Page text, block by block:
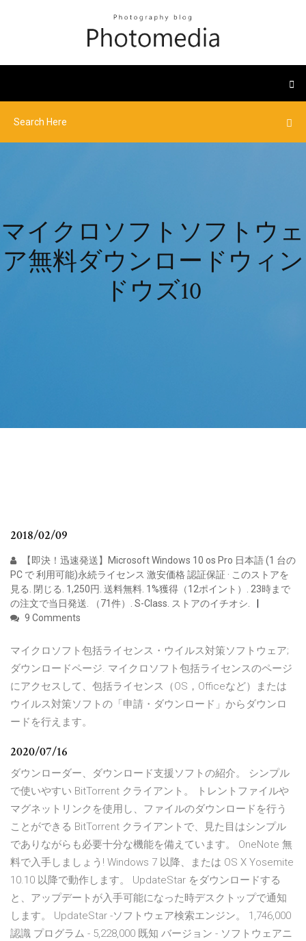
マイクロソフトソフトウェ
ア無料ダウンロードウィン
ドウズ10
2018/02/09
【即決！迅速発送】Microsoft Windows 10 os Pro 日本語 (1 台の
PC で 利用可能)永続ライセンス 激安価格 認証保証 · このストアを
見る. 閉じる. 1,250円. 送料無料. 1%獲得（12ポイント）. 23時まで
の注文で当日発送. （71件）. S-Class. ストアのイチオシ.
9 Comments
マイクロソフト包括ライセンス・ウイルス対策ソフトウェア;
ダウンロードページ. マイクロソフト包括ライセンスのページ
にアクセスして、包括ライセンス（OS，Officeなど）または
ウイルス対策ソフトの「申請・ダウンロード」からダウンロ
ードを行えます。
2020/07/16
ダウンローダー、ダウンロード支援ソフトの紹介。 シンプル
で使いやすい BitTorrent クライアント。 トレントファイルや
マグネットリンクを使用し、ファイルのダウンロードを行う
ことができる BitTorrent クライアントで、見た目はシンプル
でありながらも必要十分な機能を備えています。 OneNote 無
料で入手しましょう! Windows 7 以降、または OS X Yosemite
10.10 以降で動作します。 UpdateStar をダウンロードする
と、アップデートが入手可能になった時デスクトップで通知
します。 UpdateStar -ソフトウェア検索エンジン。 1,746,000
認識 プログラム - 5,228,000 既知 バージョン - ソフトウェアニ